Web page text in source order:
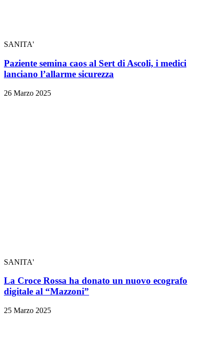
SANITA'
Paziente semina caos al Sert di Ascoli, i medici
lanciano l’allarme sicurezza
26 Marzo 2025
SANITA'
La Croce Rossa ha donato un nuovo ecografo
digitale al “Mazzoni”
25 Marzo 2025